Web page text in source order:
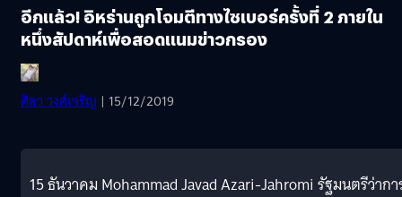
อีกแล้ว! อิหร่านถูกโจมตีทางไซเบอร์ครั้งที่ 2 ภายใน
หนึ่งสัปดาห์เพื่อสอดแนมข่าวกรอง
ศิลา วงศ์เจริญ | 15/12/2019
15 ธันวาคม Mohammad Javad Azari-Jahromi รัฐมนตรีว่าก